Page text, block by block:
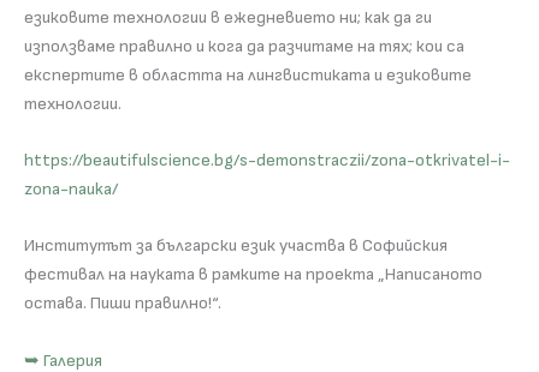
езиковите технологии в ежедневието ни; как да ги
използваме правилно и кога да разчитаме на тях; кои са
експертите в областта на лингвистиката и езиковите
технологии.
https://beautifulscience.bg/s-demonstraczii/zona-otkrivatel-i-
zona-nauka/
Институтът за български език участва в Софийския
фестивал на науката в рамките на проекта „Написаното
остава. Пиши правилно!“.
➥ Галерия